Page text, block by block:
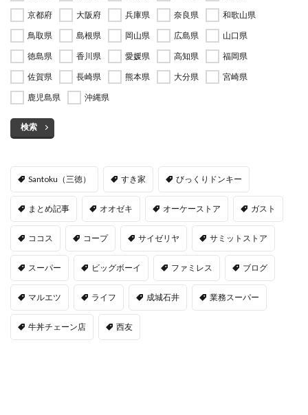
京都府
大阪府 兵庫県 奈良県
和歌山県
鳥取県
島根県 岡山県 広島県
山口県
徳島県
香川県 愛媛県 高知県
福岡県
佐賀県
長崎県 熊本県 大分県
宮崎県
鹿児島県
沖縄県
検索
Santoku（三徳） すき家 びっくりドンキー
まとめ記事 オオゼキ オーケーストア ガスト
ココス コープ サイゼリヤ サミットストア
スーパー ビッグボーイ ファミレス ブログ
マルエツ ライフ 成城石井 業務スーパー
牛丼チェーン店 西友